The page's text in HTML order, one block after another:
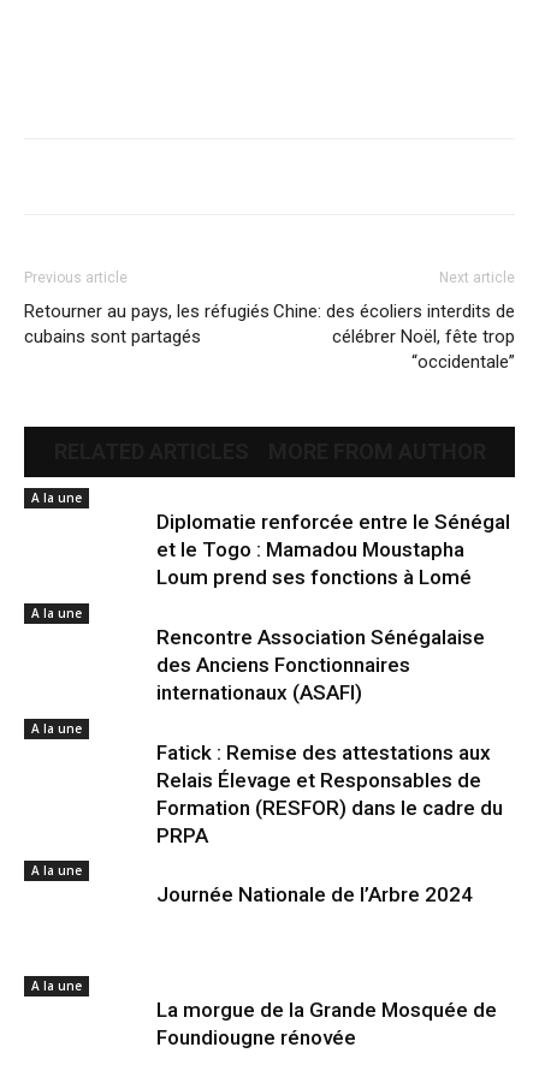
Previous article
Retourner au pays, les réfugiés
cubains sont partagés
Next article
Chine: des écoliers interdits de
célébrer Noël, fête trop
“occidentale”
A la une
Diplomatie renforcée entre le Sénégal
et le Togo : Mamadou Moustapha
Loum prend ses fonctions à Lomé
A la une
Rencontre Association Sénégalaise
des Anciens Fonctionnaires
internationaux (ASAFI)
A la une
Fatick : Remise des attestations aux
Relais Élevage et Responsables de
Formation (RESFOR) dans le cadre du
PRPA
A la une
Journée Nationale de l’Arbre 2024
A la une
La morgue de la Grande Mosquée de
Foundiougne rénovée